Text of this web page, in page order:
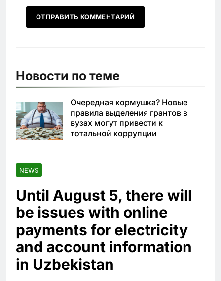
Новости по теме
Очередная кормушка? Новые
правила выделения грантов в
вузах могут привести к
тотальной коррупции
NEWS
Until August 5, there will
be issues with online
payments for electricity
and account information
in Uzbekistan